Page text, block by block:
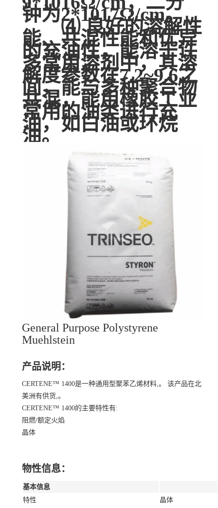
钟为2*1017Ω/cm。
⑷ 良好的溶解性
能、共混性能和优异
的充油性，能溶于许
多常用溶剂中，其溶
解度参数在7.2~9.6之
间，能与多种聚合物
共混，能用橡胶工业
常用的油类进行充
油，如白油或环烷
油。
General Purpose Polystyrene
Muehlstein
产品说明：
CERTENE™ 1400是一种通用型聚苯乙烯材料,。 该产品在北
美洲有供货,。
CERTENE™ 1400的主要特性有:
阻燃/额定火焰
晶体
物性信息：
基本信息
特性
晶体